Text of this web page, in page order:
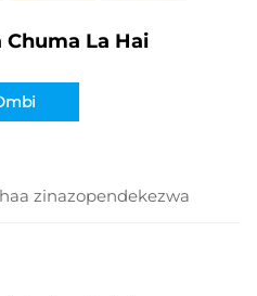
Chuma La Hai
zinazopendekezwa